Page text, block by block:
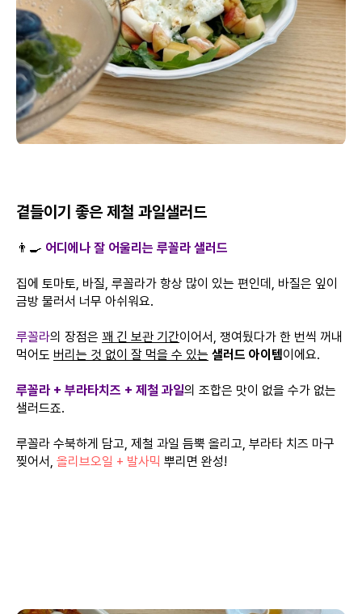
곁들이기 좋은 제철 과일샐러드
👨‍🍳 어디에나 잘 어울리는 루꼴라 샐러드
집에 토마토, 바질, 루꼴라가 항상 많이 있는 편인데, 바질은 잎이
금방 물러서 너무 아쉬워요.
루꼴라의 장점은 꽤 긴 보관 기간이어서, 쟁여뒀다가 한 번씩 꺼내
먹어도 버리는 것 없이 잘 먹을 수 있는 샐러드 아이템이에요.
루꼴라 + 부라타치즈 + 제철 과일의 조합은 맛이 없을 수가 없는
샐러드죠.
루꼴라 수북하게 담고, 제철 과일 듬뿍 올리고, 부라타 치즈 마구
찢어서, 올리브오일 + 발사믹 뿌리면 완성!